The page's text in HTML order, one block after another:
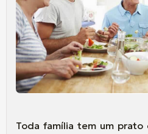
Toda família tem um